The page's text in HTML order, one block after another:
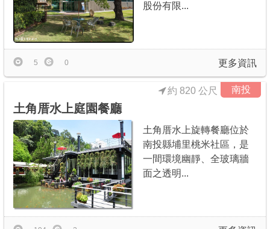
股份有限...
更多資訊
5 0
南投
約 820 公尺
土角厝水上庭園餐廳
土角厝水上旋轉餐廳位於
南投縣埔里桃米社區，是
一間環境幽靜、全玻璃牆
面之透明...